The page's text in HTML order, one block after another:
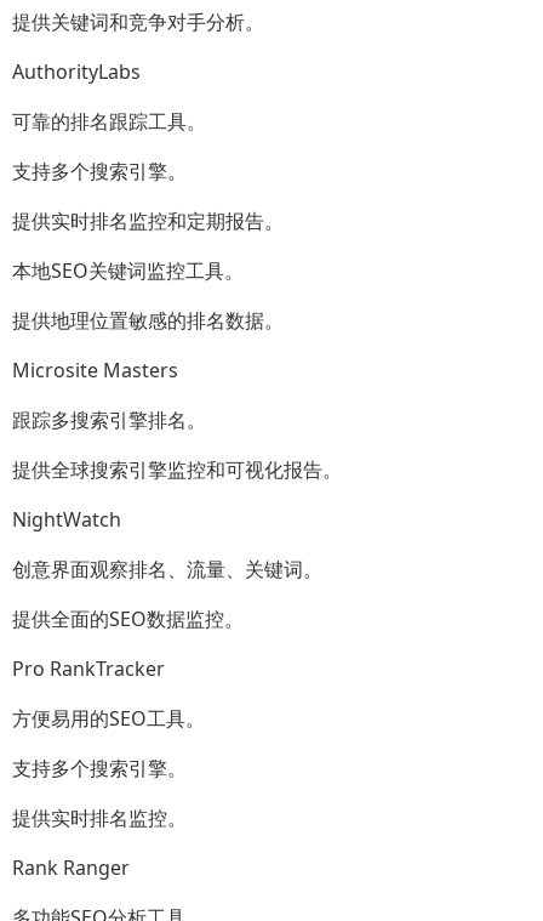
提供关键词和竞争对手分析。
AuthorityLabs
可靠的排名跟踪工具。
支持多个搜索引擎。
提供实时排名监控和定期报告。
本地SEO关键词监控工具。
提供地理位置敏感的排名数据。
Microsite Masters
跟踪多搜索引擎排名。
提供全球搜索引擎监控和可视化报告。
NightWatch
创意界面观察排名、流量、关键词。
提供全面的SEO数据监控。
Pro RankTracker
方便易用的SEO工具。
支持多个搜索引擎。
提供实时排名监控。
Rank Ranger